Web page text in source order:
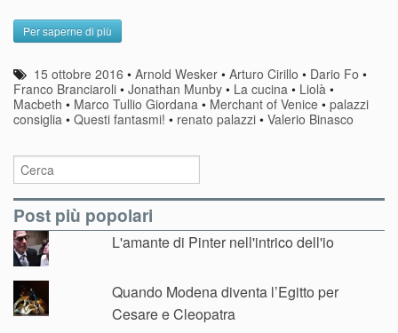
Per saperne di più
15 ottobre 2016 •Arnold Wesker •Arturo Cirillo • Dario Fo •
Franco Branciaroli • Jonathan Munby • La cucina • Liolà •
Macbeth • Marco Tullio Giordana • Merchant of Venice • palazzi
consiglia • Questi fantasmi! • renato palazzi • Valerio Binasco
Post più popolari
L'amante di Pinter nell'intrico dell'io
Quando Modena diventa l’Egitto per
Cesare e Cleopatra